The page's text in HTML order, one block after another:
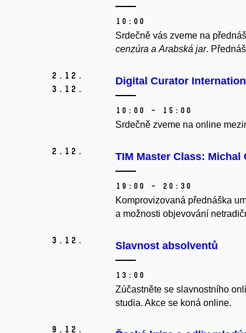
10:00
Srdečně vás zveme na
cenzúra a Arabská jar.
2. 12.
3. 12.
Digital Curator
10:00 – 15:00
Srdečně zveme na online
2. 12. TIM Master Class: Michal
19:00 – 20:30
Komprovizovaná přednáška
a možnosti objevování
3. 12. Slavnost absolventů
13:00
Zúčastněte se slavnostního
studia. Akce se koná online.
9. 12.